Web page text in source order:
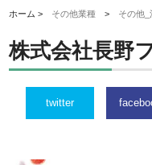
ホーム > その他業種 > その他
株式会社長野
twitter